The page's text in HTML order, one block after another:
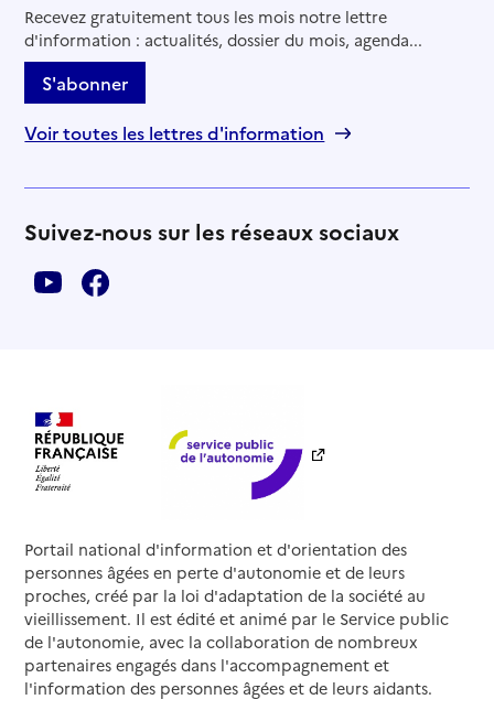
Recevez gratuitement tous les mois notre lettre
d'information : actualités, dossier du mois, agenda...
S'abonner
Voir toutes les lettres d'information
Suivez-nous sur les réseaux sociaux
Portail national d'information et d'orientation des
personnes âgées en perte d'autonomie et de leurs
proches, créé par la loi d'adaptation de la société au
vieillissement. Il est édité et animé par le Service public
de l'autonomie, avec la collaboration de nombreux
partenaires engagés dans l'accompagnement et
l'information des personnes âgées et de leurs aidants.